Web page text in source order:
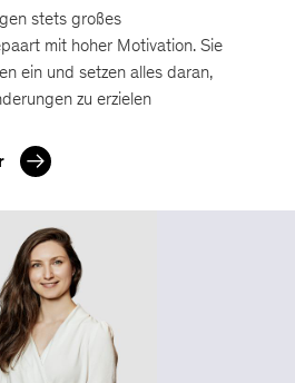
stets großes
mit hoher Motivation. Sie
ein und setzen alles daran,
zu erzielen